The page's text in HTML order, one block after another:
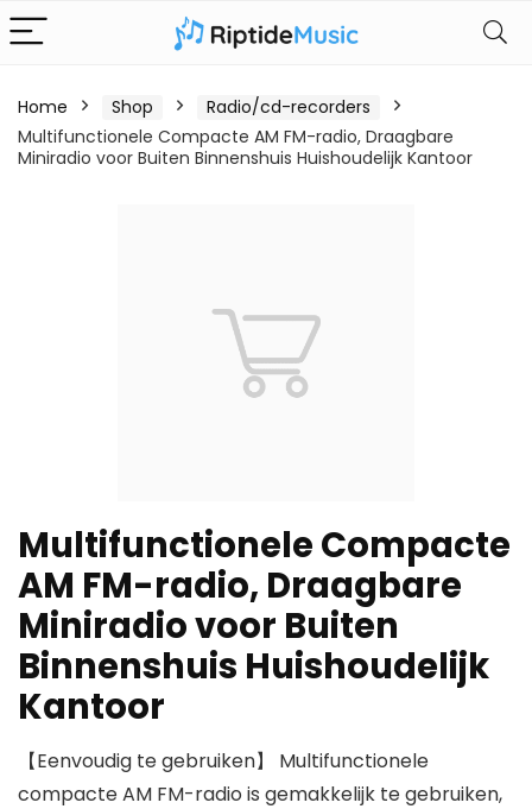
Home Shop
Radio/cd-recorders
Multifunctionele Compacte AM FM-radio, Draagbare
Miniradio voor Buiten Binnenshuis Huishoudelijk Kantoor
Multifunctionele Compacte
AM FM-radio, Draagbare
Miniradio voor Buiten
Binnenshuis Huishoudelijk
Kantoor
【Eenvoudig te gebruiken】 Multifunctionele
compacte AM FM-radio is gemakkelijk te gebruiken,